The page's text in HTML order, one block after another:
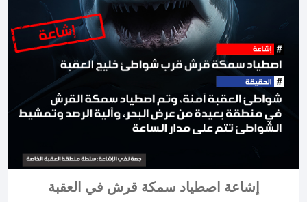
إشاعة اصطياد سمكة قرش في العقبة